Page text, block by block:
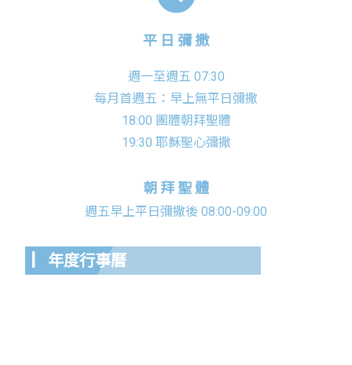
▏年度行事曆
平 日 彌 撒
週一至週五 07:30
每月首週五：早上無平日彌撒
18:00 團體朝拜聖體
19:30 耶穌聖心彌撒
朝 拜 聖 體
週五早上平日彌撒後 08:00-09:00